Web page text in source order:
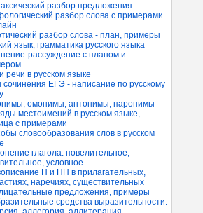
разбор предложения
разбор слова с примерами
разбор слова - план, примеры
язык, грамматика русского языка
рассуждение с планом и
речи в русском языке
сочинения ЕГЭ - написание по русскому
омонимы, антонимы, паронимы
местоимений в русском языке,
с примерами
словообразования слов в русском
глагола: повелительное,
условное
Н и НН в прилагательных,
наречиях, существительных
предложения, примеры
средства выразительности: